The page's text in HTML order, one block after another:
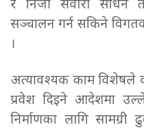
र निजी सवारी साधन
सञ्चालन गर्न सकिने
।
अत्यावश्यक काम विशेषले
प्रवेश दिइने आदेशमा
निर्माणका लागि